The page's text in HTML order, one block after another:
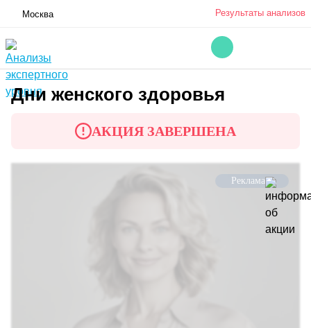
Москва Результаты анализов
Дни женского здоровья
АКЦИЯ ЗАВЕРШЕНА
Реклама